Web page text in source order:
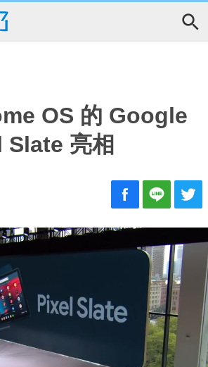
OS 的 Google
亮相